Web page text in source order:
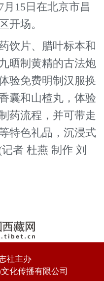
15日在北京市昌
开场。
片、腊叶标本和
晒制黄精的古法炮
验免费明制汉服换
囊和山楂丸，体验
药流程，并可带走
特色礼品，沉浸式
者 杜燕 制作 刘
社主办
化传播有限公司